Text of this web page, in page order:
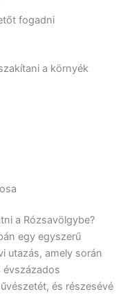
fogadni
a környék
a Rózsavölgybe?
egy egyszerű
utazás, amely során
évszázados
és részesévé